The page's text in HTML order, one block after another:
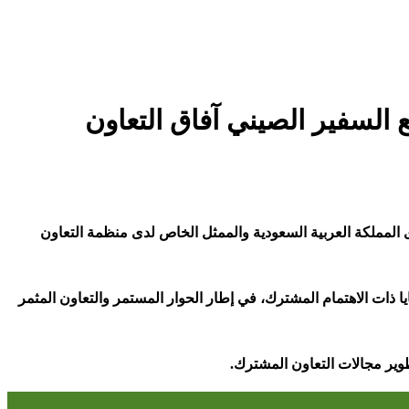
الصيني آفاق التعاون
العربية السعودية والممثل الخاص لدى منظمة التعاون
الاهتمام المشترك، في إطار الحوار المستمر والتعاون المثمر
مجالات التعاون المشترك.